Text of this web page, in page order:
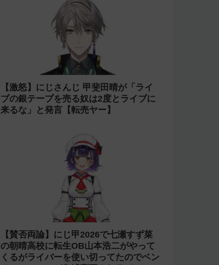
【激怒】にじさんじ 甲斐田晴が「ライ
ブの銀テープを売る奴は2度とライブに
来るな」と発言【転売ヤー】
【賛否両論】にじ甲2026で七瀬すず菜
の朝晴高校に転生OB山本浩二がやって
くるがライバーを使い切ってたのでベン